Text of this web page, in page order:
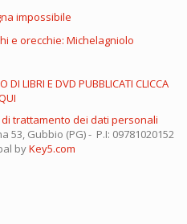
DI LIBRI E DVD PUBBLICATI CLICCA
trattamento dei dati personali
53, Gubbio (PG) - P.I: 09781020152
byKey5.com